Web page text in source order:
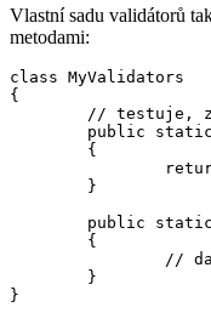
Vlastní sadu validátorů
metodami:
class MyValidators
{